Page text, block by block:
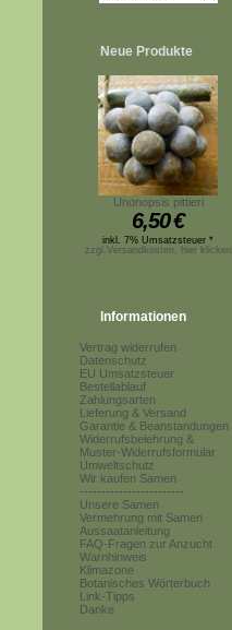
Neue Produkte
Unonopsis pittieri
6,50€
inkl. 7% Umsatzsteuer *
zzgl.Versandkosten, hier klicken
Informationen
Vertrag widerrufen
Datenschutz
EU Umsatzsteuer
Bestellablauf
Zahlungsarten
Lieferung & Versand
Garantie & Beanstandungen
Widerrufsbelehrung &
Muster-Widerrufsformular
Umweltschutz
Wir kaufen Samen
------------------------
Unsere Samen
Vermehrung mit Samen
Aussaatanleitung
FAQ-Fragen zur Anzucht
Warnhinweis
Klimazone
Botanisches Wörterbuch
Link-Tipps
Danke